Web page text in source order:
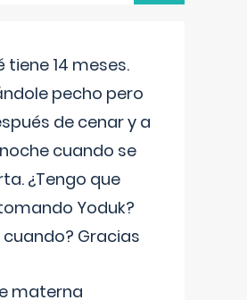
tiene 14 meses.
pecho pero
de cenar y a
cuando se
¿Tengo que
Yoduk?
cuando? Gracias
materna